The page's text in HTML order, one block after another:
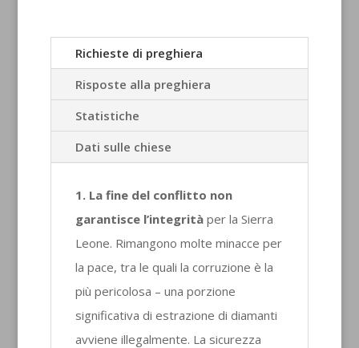
Richieste di preghiera
Risposte alla preghiera
Statistiche
Dati sulle chiese
1. La fine del conflitto non
garantisce l’integritàper la Sierra
Leone. Rimangono molte minacce per
la pace, tra le quali la corruzione è la
più pericolosa – una porzione
significativa di estrazione di diamanti
avviene illegalmente. La sicurezza